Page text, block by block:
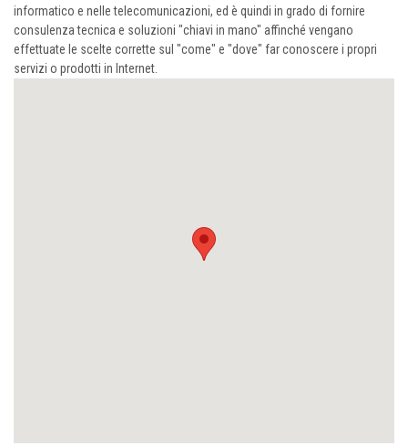
informatico e nelle telecomunicazioni, ed è quindi in grado di fornire
consulenza tecnica e soluzioni "chiavi in mano" affinché vengano
effettuate le scelte corrette sul "come" e "dove" far conoscere i propri
servizi o prodotti in Internet.